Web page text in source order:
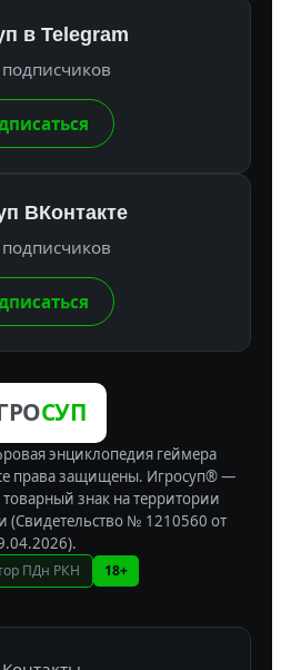
в Telegram
ВКонтакте
СУП
энциклопедия геймера
права защищены. Игросуп® —
знак на территории
(Свидетельство № 1210560 от
ПДн РКН 18+